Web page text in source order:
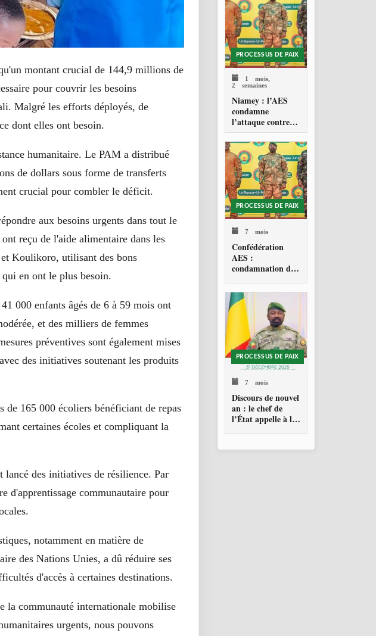
montant crucial de 144,9 millions de
pour couvrir les besoins
Malgré les efforts déployés, de
dont elles ont besoin.
humanitaire. Le PAM a distribué
de dollars sous forme de transferts
crucial pour combler le déficit.
aux besoins urgents dans tout le
reçu de l'aide alimentaire dans les
Koulikoro, utilisant des bons
en ont le plus besoin.
000 enfants âgés de 6 à 59 mois ont
et des milliers de femmes
préventives sont également mises
des initiatives soutenant les produits
165 000 écoliers bénéficiant de repas
certaines écoles et compliquant la
lancé des initiatives de résilience. Par
d'apprentissage communautaire pour
notamment en matière de
des Nations Unies, a dû réduire ses
d'accès à certaines destinations.
la communauté internationale mobilise
urgents, nous pouvons
PROCESSUS DE PAIX
1 mois,
2 semaines
Niamey : l’AES
condamne
l’attaque contre
l’aéroport Diori
Hamani
PROCESSUS DE PAIX
7 mois
Confédération
AES :
condamnation de
américaine au
Venezuela
PROCESSUS DE PAIX
7 mois
Discours de nouvel
an : le chef de
l’État appelle à la